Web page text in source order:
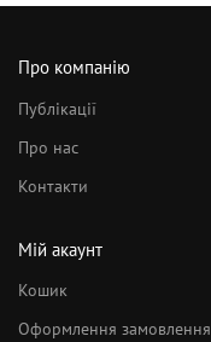
Про компанію
Публікації
Про нас
Контакти
Мій акаунт
Кошик
Оформлення замовлення